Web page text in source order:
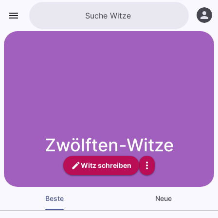
Zwölften-Witze
Witz schreiben
Beste Neue